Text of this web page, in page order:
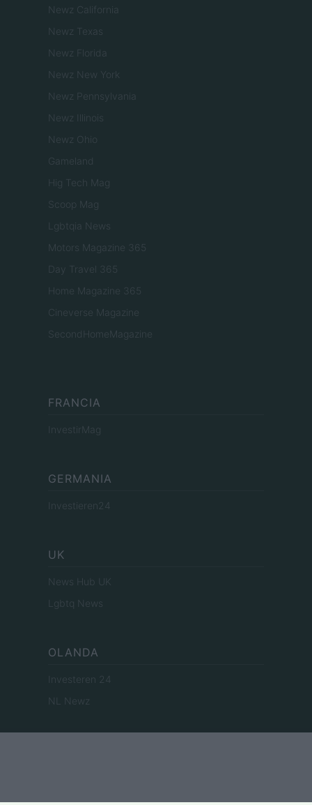
Newz California
Newz Texas
Newz Florida
Newz New York
Newz Pennsylvania
Newz Illinois
Newz Ohio
Gameland
Hig Tech Mag
Scoop Mag
Lgbtqia News
Motors Magazine 365
Day Travel 365
Home Magazine 365
Cineverse Magazine
SecondHomeMagazine
FRANCIA
InvestirMag
GERMANIA
Investieren24
UK
News Hub UK
Lgbtq News
OLANDA
Investeren 24
NL Newz